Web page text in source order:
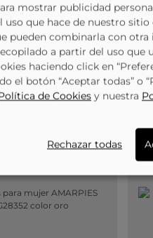
MÁS DE 1.500 PUNTOS
DE RECOGIDA
mostrar publicidad
que hace de nuestro sitio
pueden combinarla con
a partir del uso que
haciendo click en
el botón “Aceptar todas” o
de Cookies y nuestra
Rechazar todas